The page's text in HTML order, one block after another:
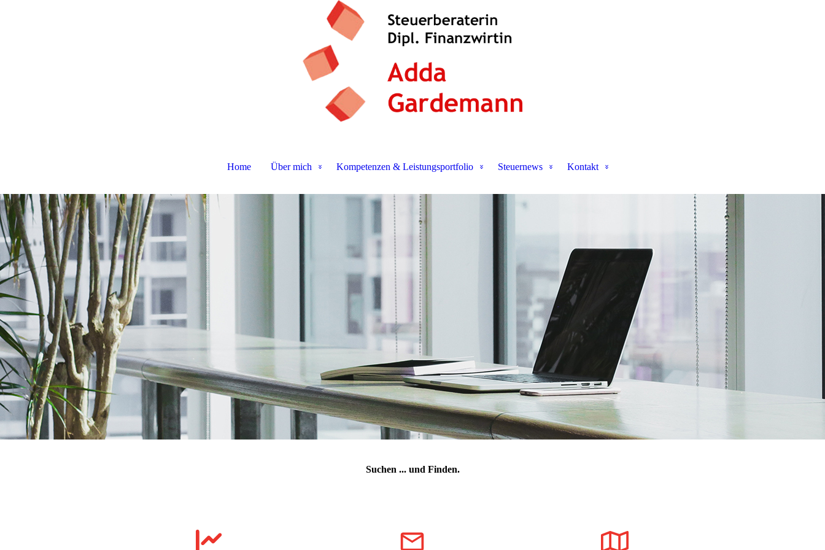
Home Über mich Kompetenzen & Leistungsportfolio Steuernews Kontakt
Suchen ... und Finden.